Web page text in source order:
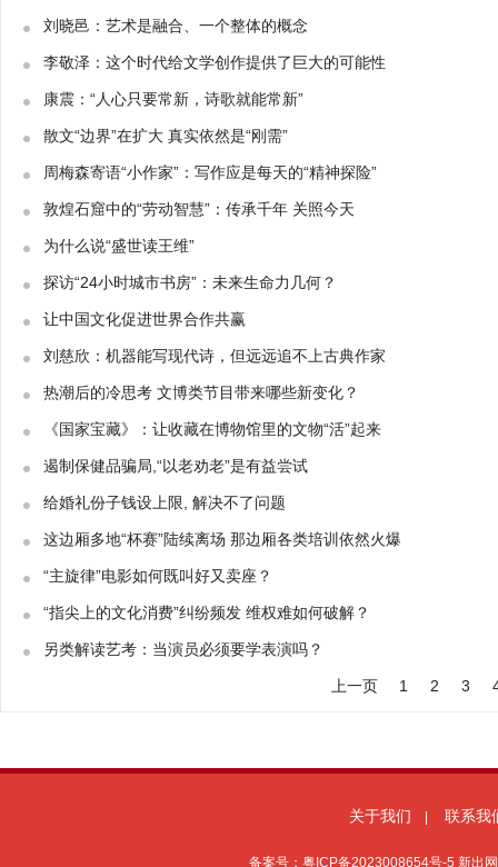
刘晓邑：艺术是融合、一个整体的概念
李敬泽：这个时代给文学创作提供了巨大的可能性
康震：“人心只要常新，诗歌就能常新”
散文“边界”在扩大 真实依然是“刚需”
周梅森寄语“小作家”：写作应是每天的“精神探险”
敦煌石窟中的“劳动智慧”：传承千年 关照今天
为什么说“盛世读王维”
探访“24小时城市书房”：未来生命力几何？
让中国文化促进世界合作共赢
刘慈欣：机器能写现代诗，但远远追不上古典作家
热潮后的冷思考 文博类节目带来哪些新变化？
《国家宝藏》：让收藏在博物馆里的文物“活”起来
遏制保健品骗局,“以老劝老”是有益尝试
给婚礼份子钱设上限, 解决不了问题
这边厢多地“杯赛”陆续离场 那边厢各类培训依然火爆
“主旋律”电影如何既叫好又卖座？
“指尖上的文化消费”纠纷频发 维权难如何破解？
另类解读艺考：当演员必须要学表演吗？
上一页 1 2 3